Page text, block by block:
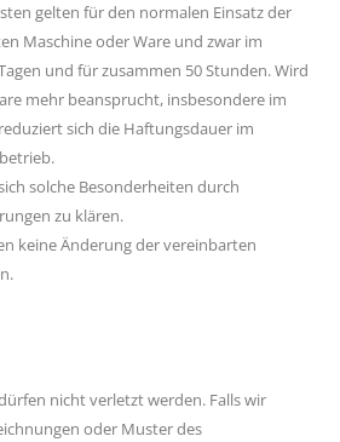
gelten für den normalen Einsatz der
Maschine oder Ware und zwar im
und für zusammen 50 Stunden. Wird
mehr beansprucht, insbesondere im
sich die Haftungsdauer im
solche Besonderheiten durch
zu klären.
keine Änderung der vereinbarten
nicht verletzt werden. Falls wir
oder Muster des